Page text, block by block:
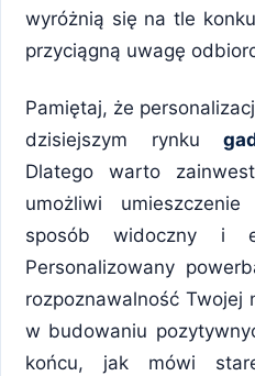
wyróżnią się na tle
przyciągną uwagę
Pamiętaj, że
dzisiejszym rynku
Dlatego warto
umożliwi
sposób widoczny i
Personalizowany
rozpoznawalność Twojej
w budowaniu
końcu, jak mówi